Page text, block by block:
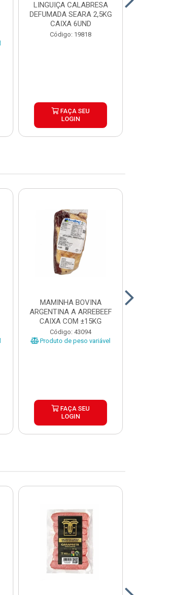
LINGUIÇA CALABRESA
DEFUMADA SEARA 2,5KG
CAIXA 6UND
Código: 19818
FAÇA SEU
LOGIN
MAMINHA BOVINA
ARGENTINA A ARREBEEF
CAIXA COM ±15KG
Código: 43094
Produto de peso variável
FAÇA SEU
LOGIN